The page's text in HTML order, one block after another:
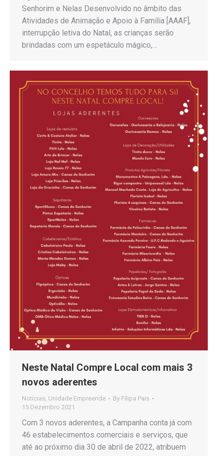
Senhorim e Nelas Desenvolvido no âmbito das
Atividades de Animação e Apoio à Família [AAAF],
interrupção letiva do Natal, as crianças serão
brindadas com um espetáculo mágico,…
Neste Natal Compre Local com mais 3
novos aderentes
Notícias, Unidade Empreende By Filipa Pais
15 Dezembro 2021
Com 3 novos aderentes, a Campanha conta já com
46 estabelecimentos comerciais e serviços, que
até ao próximo dia 30 de abril de 2022, atribuem